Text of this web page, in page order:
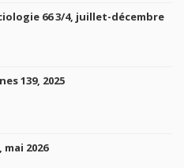
66 3/4, juillet-décembre
139, 2025
2026